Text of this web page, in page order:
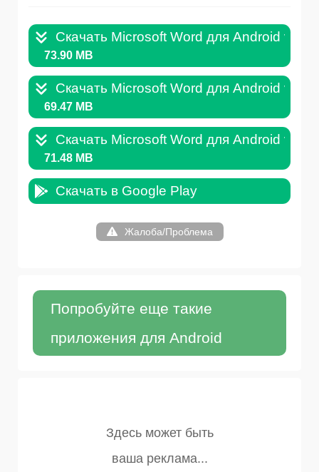
Скачать Microsoft Word для Android
73.90 MB
Скачать Microsoft Word для Android
69.47 MB
Скачать Microsoft Word для Android
71.48 MB
Скачать в Google Play
Жалоба/Проблема
Попробуйте еще такие
приложения для Android